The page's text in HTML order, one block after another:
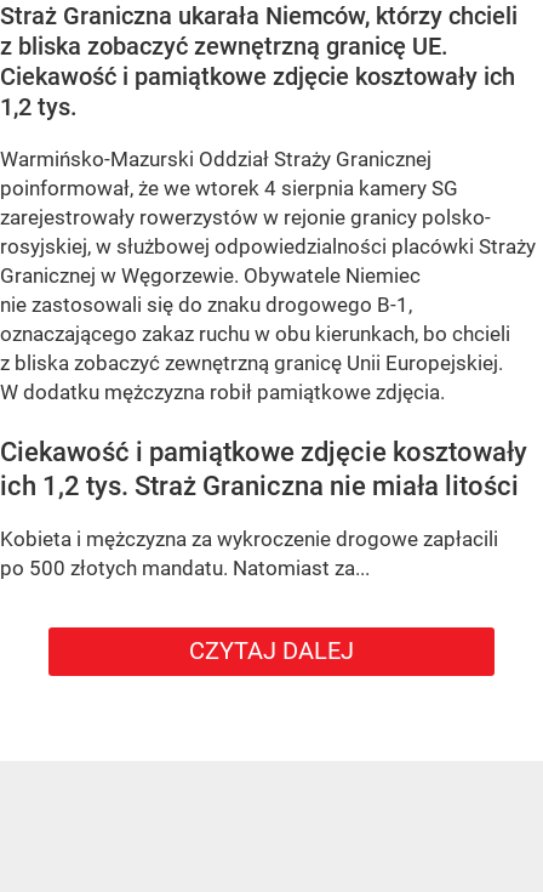
Straż Graniczna ukarała Niemców, którzy chcieli
z bliska zobaczyć zewnętrzną granicę UE.
Ciekawość i pamiątkowe zdjęcie kosztowały ich
1,2 tys.
Warmińsko-Mazurski Oddział Straży Granicznej
poinformował, że we wtorek 4 sierpnia kamery SG
zarejestrowały rowerzystów w rejonie granicy polsko-
rosyjskiej, w służbowej odpowiedzialności placówki Straży
Granicznej w Węgorzewie. Obywatele Niemiec
nie zastosowali się do znaku drogowego B-1,
oznaczającego zakaz ruchu w obu kierunkach, bo chcieli
z bliska zobaczyć zewnętrzną granicę Unii Europejskiej.
W dodatku mężczyzna robił pamiątkowe zdjęcia.
Ciekawość i pamiątkowe zdjęcie kosztowały
ich 1,2 tys. Straż Graniczna nie miała litości
Kobieta i mężczyzna za wykroczenie drogowe zapłacili
po 500 złotych mandatu. Natomiast za...
CZYTAJ DALEJ